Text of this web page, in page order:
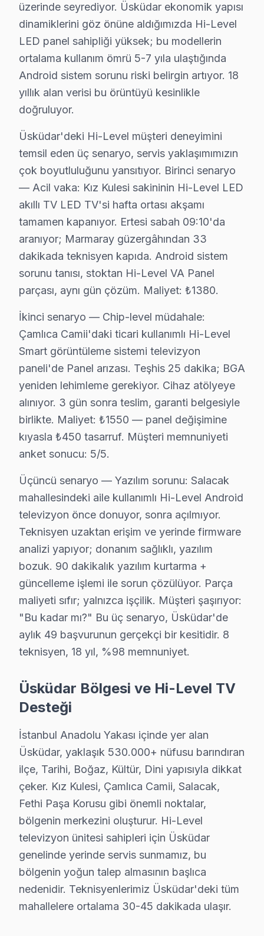
Muratreis'de Hi-Level TV Servisi
Muratreis Mahallesi, genç nüfusun yoğunlukta
Salacak'ta Hi-Level TV Servisi
Salacak Mahallesi, tarihi atmosferiyle birlikte aile
Selami Ali'de söz konusu model TV Servisi
Selami Ali Mahallesi, dinamik bir yapı ve çeşitli yaş
Selimiye'de bu cihaz TV Servisi
Selimiye Mahallesi, çok sayıda aile ile genç
Sultantepe'de Hi-Level TV Servisi
Sultantepe Mahallesi, çeşitli konut seçenekleri ve
Ünalan'da Hi-Level TV Servisi
Ünalan Mahallesi, modern yaşam tarzını
Valide-i Atik Mahallesi, aile yapısı ve genç nüfusla
Yavuztürk'te Hi-Level TV Servisi
Yavuztürk Mahallesi, farklı yaş gruplarının bir arada
Zeynep Kamil'de Hi-Level TV Servisi
Zeynep Kamil Mahallesi, hem genç hem de orta yaş
Üsküdar Mahallelerinde Hi-Level Servis
Üsküdar'da yaşayanlar, bu marka televizyonları için
Güç kartı, LED backlight ve T-Con kart tamiri gibi
Üsküdar Müşterilerinin bu TV Servis
Fabrika onarım ile çalışan Üsküdar’daki pek çok
Müşteriler, orijinal parça kullanımı sayesinde
Üsküdar Hi-Level servis - TV Tamiri
Üsküdar'da Hi-Level ekran tamirinde en sık
Cevap şeffaf olmalı. Fabrika Servis'de süreç şöyle:
2. Net fiyat teklifi
3. Sizin onayınız
5. 2 yıl garanti belgesi
Kız Kulesi ve Üsküdar geneli — Marmaray ve Vapur
Neden Üsküdar'de Hi-Level teknik desteği
Üsküdar Hi-Level TV Ekran Anakart Profesyonel Servis ve
Üsküdar'da Hi-Level TV'niz bozulduğunda aklınıza
• Üsküdar'de 25+ sertifikalı teknisyen Hi-Level TV
• Üsküdar'de sadece orijinal parça kullanıyoruz.
• Chip-level tamir için osiloskop, ESR ve termal
Sık sorulan bir konu bu:, Kız Kulesi, Çamlıca
üzerinde seyrediyor. Üsküdar ekonomik yapısı
dinamiklerini göz önüne aldığımızda Hi-Level
LED panel sahipliği yüksek; bu modellerin
ortalama kullanım ömrü 5-7 yıla ulaştığında
Android sistem sorunu riski belirgin artıyor. 18
yıllık alan verisi bu örüntüyü kesinlikle
doğruluyor.
Üsküdar'deki Hi-Level müşteri deneyimini
temsil eden üç senaryo, servis yaklaşımımızın
çok boyutluluğunu yansıtıyor. Birinci senaryo
— Acil vaka: Kız Kulesi sakininin Hi-Level LED
akıllı TV LED TV'si hafta ortası akşamı
tamamen kapanıyor. Ertesi sabah 09:10'da
aranıyor; Marmaray güzergâhından 33
dakikada teknisyen kapıda. Android sistem
sorunu tanısı, stoktan Hi-Level VA Panel
parçası, aynı gün çözüm. Maliyet: ₺1380.
İkinci senaryo — Chip-level müdahale:
Çamlıca Camii'daki ticari kullanımlı Hi-Level
Smart görüntüleme sistemi televizyon
paneli'de Panel arızası. Teşhis 25 dakika; BGA
yeniden lehimleme gerekiyor. Cihaz atölyeye
alınıyor. 3 gün sonra teslim, garanti belgesiyle
birlikte. Maliyet: ₺1550 — panel değişimine
kıyasla ₺450 tasarruf. Müşteri memnuniyeti
anket sonucu: 5/5.
Üçüncü senaryo — Yazılım sorunu: Salacak
mahallesindeki aile kullanımlı Hi-Level Android
televizyon önce donuyor, sonra açılmıyor.
Teknisyen uzaktan erişim ve yerinde firmware
analizi yapıyor; donanım sağlıklı, yazılım
bozuk. 90 dakikalık yazılım kurtarma +
güncelleme işlemi ile sorun çözülüyor. Parça
maliyeti sıfır; yalnızca işçilik. Müşteri şaşırıyor:
"Bu kadar mı?" Bu üç senaryo, Üsküdar'de
aylık 49 başvurunun gerçekçi bir kesitidir. 8
teknisyen, 18 yıl, %98 memnuniyet.
Üsküdar Bölgesi ve Hi-Level TV
Desteği
İstanbul Anadolu Yakası içinde yer alan
Üsküdar, yaklaşık 530.000+ nüfusu barındıran
ilçe, Tarihi, Boğaz, Kültür, Dini yapısıyla dikkat
çeker. Kız Kulesi, Çamlıca Camii, Salacak,
Fethi Paşa Korusu gibi önemli noktalar,
bölgenin merkezini oluşturur. Hi-Level
televizyon ünitesi sahipleri için Üsküdar
genelinde yerinde servis sunmamız, bu
bölgenin yoğun talep almasının başlıca
nedenidir. Teknisyenlerimiz Üsküdar'deki tüm
mahallelere ortalama 30-45 dakikada ulaşır.